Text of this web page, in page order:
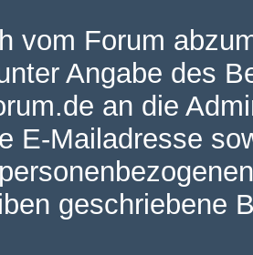
vom Forum
Angabe des
an die
E-Mailadresse
geschriebene